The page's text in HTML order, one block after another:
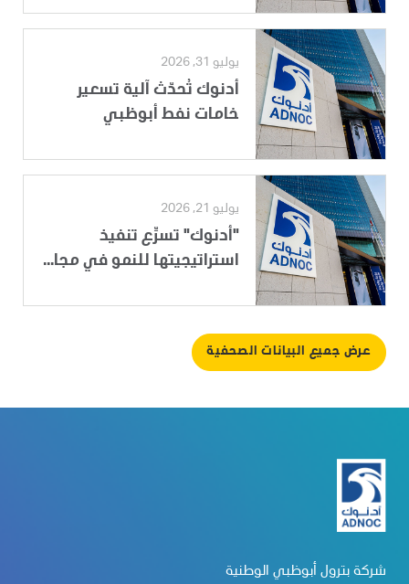
يوليو 31, 2026
أدنوك تُحدّث آلية تسعير
خامات نفط أبوظبي
يوليو 21, 2026
"أدنوك" تسرِّع تنفيذ
استراتيجيتها للنمو في مجا...
عرض جميع البيانات الصحفية
شركة بترول أبوظبي الوطنية